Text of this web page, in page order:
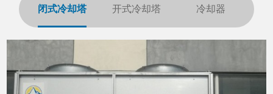
闭式冷却塔 开式冷却塔 冷却器